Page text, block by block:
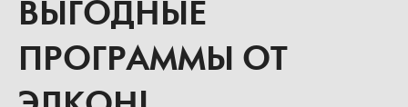
ВЫГОДНЫЕ
ПРОГРАММЫ ОТ